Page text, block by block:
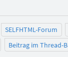
SELFHTML-Forum
Beitrag im Thread-